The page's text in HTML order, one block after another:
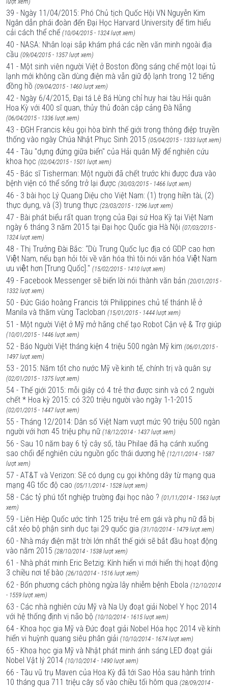
39 - Ngày 11/04/2015: Phó Chủ tịch Quốc Hội VN Nguyễn Kim
Ngân dẫn phái đoàn đến Đại Học Harvard University để tìm hiểu
cải cách thể chế (10/04/2015 - 1324 lượt xem)
40 - NASA: Nhân loại sắp khám phá các nền văn minh ngoài địa
cầu (09/04/2015 - 1357 lượt xem)
41 - Một sinh viên người Việt ở Boston đồng sáng chế một loại tủ
lạnh mới không cần dùng điện mà vẫn giữ độ lạnh trong 12 tiếng
đồng hồ (09/04/2015 - 1460 lượt xem)
42 - Ngày 6/4/2015, Đại tá Lê Bá Hùng chỉ huy hai tàu Hải quân
Hoa Kỳ với 400 sĩ quan, thủy thủ đoàn cập cảng Đà Nẵng
(06/04/2015 - 1336 lượt xem)
43 - ĐGH Francis kêu gọi hòa bình thế giới trong thông điệp truyền
thống vào ngày Chúa Nhật Phục Sinh 2015 (05/04/2015 - 1333 lượt xem)
44 - Tàu "dựng đứng giữa biển" của Hải quân Mỹ để nghiên cứu
khoa học (02/04/2015 - 1501 lượt xem)
45 - Bác sĩ Tisherman: Một người đã chết trước khi được đưa vào
bệnh viện có thể sống trở lại được (30/03/2015 - 1466 lượt xem)
46 - 3 bài học Lý Quang Diệu cho Việt Nam: (1) trọng hiền tài, (2)
thực dụng, và (3) trung thực (23/03/2015 - 1296 lượt xem)
47 - Bài phát biểu rất quan trọng của Đại sứ Hoa Kỳ tại Việt Nam
ngày 6 tháng 3 năm 2015 tại Đại học Quốc gia Hà Nội (07/03/2015 -
1324 lượt xem)
48 - Thị Trưởng Đài Bắc: “Dù Trung Quốc lục địa có GDP cao hơn
Việt Nam, nếu bạn hỏi tôi về văn hóa thì tôi nói văn hóa Việt Nam
ưu việt hơn [Trung Quốc]." (15/02/2015 - 1410 lượt xem)
49 - Facebook Messenger sẽ biến lời nói thành văn bản (20/01/2015 -
1332 lượt xem)
50 - Đức Giáo hoàng Francis tới Philippines chủ tế thánh lễ ở
Manila và thăm vùng Tacloban (15/01/2015 - 1444 lượt xem)
51 - Một người Việt ở Mỹ mở hãng chế tạo Robot Cận vệ & Trợ giúp
(10/01/2015 - 1446 lượt xem)
52 - Báo Người Việt tháng kiện 4 triệu 500 ngàn Mỹ kim (06/01/2015 -
1497 lượt xem)
53 - 2015: Năm tốt cho nước Mỹ về kinh tế, chính trị và quân sự
(02/01/2015 - 1375 lượt xem)
54 - Thế giới 2015: mỗi giây có 4 trẻ thơ được sinh và có 2 người
chết * Hoa kỳ 2015: có 320 triệu người vào ngày 1-1-2015
(02/01/2015 - 1447 lượt xem)
55 - Tháng 12/2014: Dân số Việt Nam vượt mức 90 triệu 500 ngàn
người với hơn 45 triệu phụ nữ (18/12/2014 - 1437 lượt xem)
56 - Sau 10 năm bay 6 tỷ cây số, tàu Philae đã hạ cánh xuống
sao chổi để nghiên cứu nguồn gốc thái dương hệ (12/11/2014 - 1587
lượt xem)
57 - AT&T và Verizon: Sẽ có dụng cụ gọi không dây từ mạng qua
mạng 4G tốc độ cao (05/11/2014 - 1528 lượt xem)
58 - Các tỷ phú tốt nghiệp trường đại học nào ? (01/11/2014 - 1563 lượt
xem)
59 - Liên Hiệp Quốc ước tính 125 triệu trẻ em gái và phụ nữ đã bị
cắt xẻo bộ phận sinh dục tại 29 quốc gia (31/10/2014 - 1479 lượt xem)
60 - Nhà máy điện mặt trời lớn nhất thế giới sẽ bắt đầu hoạt động
vào năm 2015 (28/10/2014 - 1538 lượt xem)
61 - Nhà phát minh Eric Betzig: Kính hiển vi mới hiển thị hoạt động
3 chiều nơi tế bào (26/10/2014 - 1516 lượt xem)
62 - Bốn phương cách phòng ngừa lây nhiễm bệnh Ebola (12/10/2014
- 1559 lượt xem)
63 - Các nhà nghiên cứu Mỹ và Na Uy đoạt giải Nobel Y học 2014
với hệ thống định vị não bộ (10/10/2014 - 1615 lượt xem)
64 - Khoa học gia Mỹ và Đức đoạt giải Nobel Hóa học 2014 về kính
hiển vi huỳnh quang siêu phân giải (10/10/2014 - 1674 lượt xem)
65 - Khoa học gia Mỹ và Nhật phát minh ánh sáng LED đoạt giải
Nobel Vật lý 2014 (10/10/2014 - 1490 lượt xem)
66 - Tàu vũ trụ Maven của Hoa Kỳ đã tới Sao Hỏa sau hành trình
10 tháng qua 711 triệu cây số vào chiều tối hôm qua (28/09/2014 -